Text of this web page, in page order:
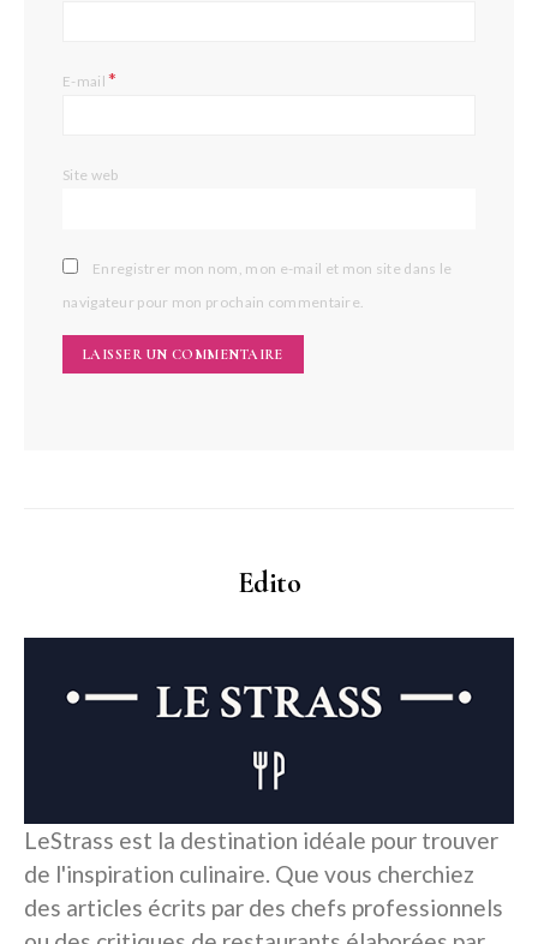
E-mail*
Site web
Enregistrer mon nom, mon e-mail et mon site dans le
navigateur pour mon prochain commentaire.
Edito
LeStrass est la destination idéale pour trouver
de l'inspiration culinaire. Que vous cherchiez
des articles écrits par des chefs professionnels